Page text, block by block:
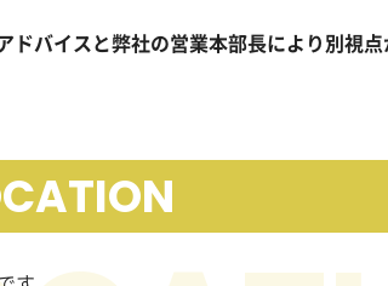
バイスと弊社の営業本部長により別視